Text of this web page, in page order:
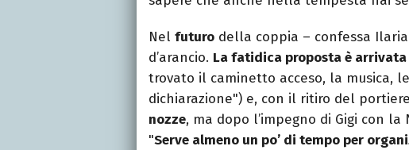
Nel futuro della coppia – confessa Ilaria
d’arancio. La fatidica proposta è arrivata
trovato il caminetto acceso, la musica,
dichiarazione") e, con il ritiro del
nozze, ma dopo l’impegno di Gigi con
"Serve almeno un po’ di tempo per